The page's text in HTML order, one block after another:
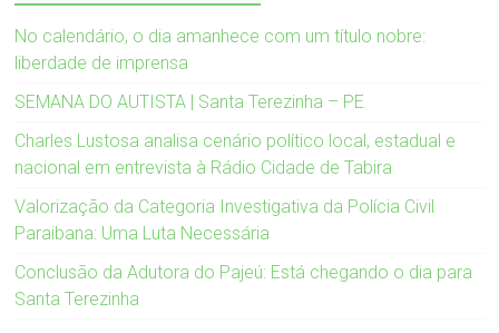
No calendário, o dia amanhece com um título nobre:
liberdade de imprensa
SEMANA DO AUTISTA | Santa Terezinha – PE
Charles Lustosa analisa cenário político local, estadual e
nacional em entrevista à Rádio Cidade de Tabira
Valorização da Categoria Investigativa da Polícia Civil
Paraibana: Uma Luta Necessária
Conclusão da Adutora do Pajeú: Está chegando o dia para
Santa Terezinha